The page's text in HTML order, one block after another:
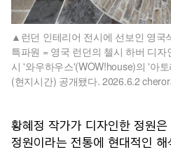
런던 인테리어 전시에 선보인 영국
특파원 = 영국 런던의 첼시 하버 디
시 '와우하우스'(WOW!house)의 '아
(현지시간) 공개됐다. 2026.6.2
황혜정 작가가 디자인한 정원
정원이라는 전통에 현대적인 해